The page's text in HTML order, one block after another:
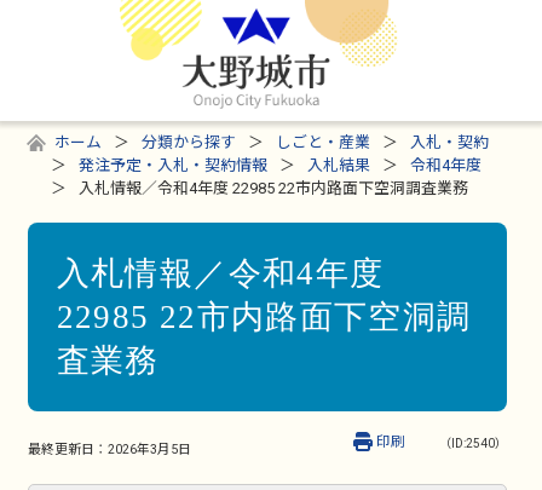
ホーム 分類から探す しごと・産業
入札・契約
発注予定・入札・契約情報
入札結果
令和4年度
入札情報／令和4年度 22985 22市内路面下空洞調査業務
入札情報／令和4年度
22985 22市内路面下空洞調
査業務
最終更新日： 2026年3月5日 （ID:2540）
印刷